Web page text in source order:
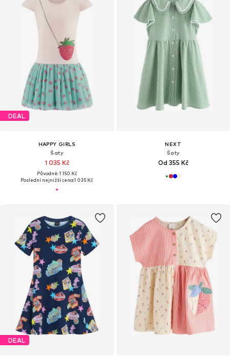
DEAL
HAPPY GIRLS
Šaty
1 035 Kč
Původně: 1 150 Kč
Poslední nejnižší cena:1 035 Kč
NEXT
Šaty
Od 355 Kč
DEAL